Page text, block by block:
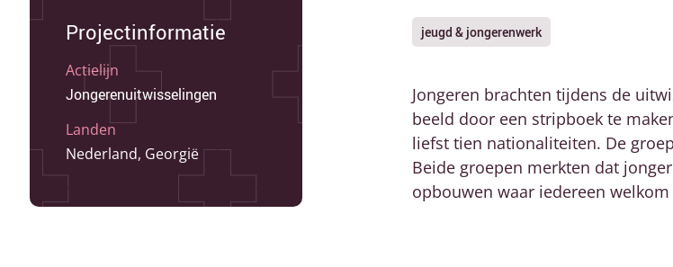
Projectinformatie
Actielijn
Jongerenuitwisselingen
Landen
Nederland, Georgië
jeugd & jongerenwerk
Jongeren brachten tijdens de
beeld door een stripboek te
liefst tien nationaliteiten. De
Beide groepen merkten dat
opbouwen waar iedereen welkom